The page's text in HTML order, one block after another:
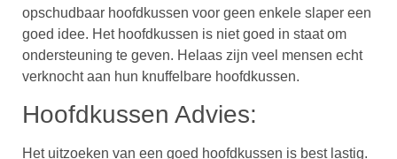
opschudbaar hoofdkussen voor geen enkele slaper een
goed idee. Het hoofdkussen is niet goed in staat om
ondersteuning te geven. Helaas zijn veel mensen echt
verknocht aan hun knuffelbare hoofdkussen.
Hoofdkussen Advies:
Het uitzoeken van een goed hoofdkussen is best lastig.